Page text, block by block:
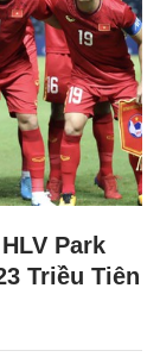
Park
Triều Tiên